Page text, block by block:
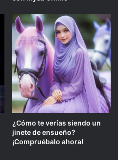
¿Cómo te verías siendo un
jinete de ensueño?
¡Compruébalo ahora!